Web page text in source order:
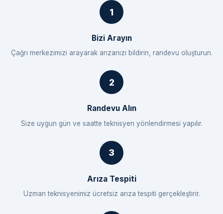
Bizi Arayın
Çağrı merkezimizi arayarak arızanızı bildirin, randevu oluşturun.
Randevu Alın
Size uygun gün ve saatte teknisyen yönlendirmesi yapılır.
Arıza Tespiti
Uzman teknisyenimiz ücretsiz arıza tespiti gerçekleştirir.